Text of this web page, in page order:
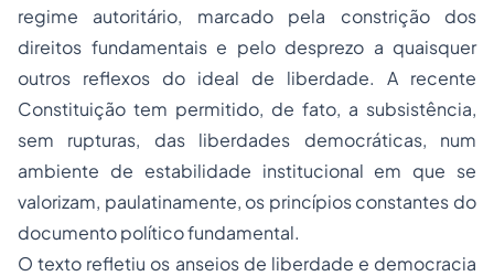
regime autoritário, marcado pela constrição dos
direitos fundamentais e pelo desprezo a quaisquer
outros reflexos do ideal de liberdade. A recente
Constituição tem permitido, de fato, a subsistência,
sem rupturas, das liberdades democráticas, num
ambiente de estabilidade institucional em que se
valorizam, paulatinamente, os princípios constantes do
documento político fundamental.
O texto refletiu os anseios de liberdade e democracia